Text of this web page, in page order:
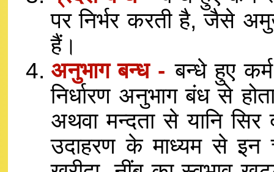
पर निर्भर करती है, जैसे
हैं।
अनुभाग बन्ध - बन्धे हुए
निर्धारण अनुभाग बंध से
अथवा मन्दता से यानि
उदाहरण के माध्यम से इन